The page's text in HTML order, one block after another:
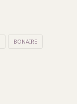
BONAIRE